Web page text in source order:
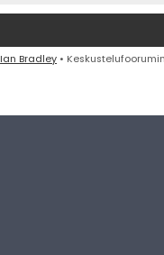
Ian Bradley •